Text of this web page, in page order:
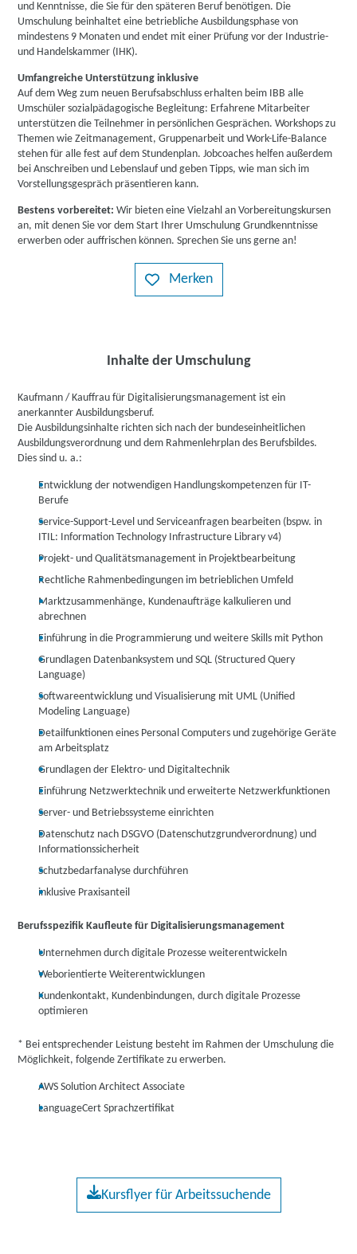
und Kenntnisse, die Sie für den späteren Beruf benötigen. Die
Umschulung beinhaltet eine betriebliche Ausbildungsphase von
mindestens 9 Monaten und endet mit einer Prüfung vor der Industrie-
und Handelskammer (IHK).
Umfangreiche Unterstützung inklusive
Auf dem Weg zum neuen Berufsabschluss erhalten beim IBB alle
Umschüler sozialpädagogische Begleitung: Erfahrene Mitarbeiter
unterstützen die Teilnehmer in persönlichen Gesprächen. Workshops zu
Themen wie Zeitmanagement, Gruppenarbeit und Work-Life-Balance
stehen für alle fest auf dem Stundenplan. Jobcoaches helfen außerdem
bei Anschreiben und Lebenslauf und geben Tipps, wie man sich im
Vorstellungsgespräch präsentieren kann.
Bestens vorbereitet: Wir bieten eine Vielzahl an Vorbereitungskursen
an, mit denen Sie vor dem Start Ihrer Umschulung Grundkenntnisse
erwerben oder auffrischen können. Sprechen Sie uns gerne an!
Merken
Inhalte der Umschulung
Kaufmann / Kauffrau für Digitalisierungsmanagement ist ein
anerkannter Ausbildungsberuf.
Die Ausbildungsinhalte richten sich nach der bundeseinheitlichen
Ausbildungsverordnung und dem Rahmenlehrplan des Berufsbildes.
Dies sind u. a.:
Entwicklung der notwendigen Handlungskompetenzen für IT-
Berufe
Service-Support-Level und Serviceanfragen bearbeiten (bspw. in
ITIL: Information Technology Infrastructure Library v4)
Projekt- und Qualitätsmanagement in Projektbearbeitung
Rechtliche Rahmenbedingungen im betrieblichen Umfeld
Marktzusammenhänge, Kundenaufträge kalkulieren und
abrechnen
Einführung in die Programmierung und weitere Skills mit Python
Grundlagen Datenbanksystem und SQL (Structured Query
Language)
Softwareentwicklung und Visualisierung mit UML (Unified
Modeling Language)
Detailfunktionen eines Personal Computers und zugehörige Geräte
am Arbeitsplatz
Grundlagen der Elektro- und Digitaltechnik
Einführung Netzwerktechnik und erweiterte Netzwerkfunktionen
Server- und Betriebssysteme einrichten
Datenschutz nach DSGVO (Datenschutzgrundverordnung) und
Informationssicherheit
Schutzbedarfanalyse durchführen
inklusive Praxisanteil
Berufsspezifik Kaufleute für Digitalisierungsmanagement
Unternehmen durch digitale Prozesse weiterentwickeln
Weborientierte Weiterentwicklungen
Kundenkontakt, Kundenbindungen, durch digitale Prozesse
optimieren
* Bei entsprechender Leistung besteht im Rahmen der Umschulung die
Möglichkeit, folgende Zertifikate zu erwerben.
AWS Solution Architect Associate
LanguageCert Sprachzertifikat
Kursflyer für Arbeitssuchende